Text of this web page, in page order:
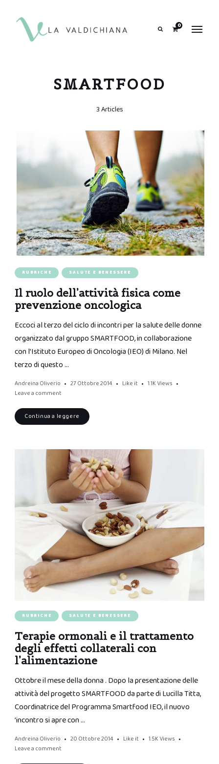
0
SMARTFOOD
3 Articles
RUBRICHE SALUTE E BENESSERE
Il ruolo dell’attività fisica come
prevenzione oncologica
Eccoci al terzo del ciclo di incontri per la salute delle donne
organizzato dal gruppo SMARTFOOD, in collaborazione
con l’Istituto Europeo di Oncologia (IEO) di Milano. Nel
terzo di questo …
Andreina Oliverio 27 Ottobre 2014 Like it 1.1K Views
Leave a comment
Continua a leggere
RUBRICHE SALUTE E BENESSERE
Terapie ormonali e il trattamento
degli effetti collaterali con
l’alimentazione
Ottobre il mese della donna . Dopo la presentazione delle
attività del progetto SMARTFOOD da parte di Lucilla Titta,
Coordinatrice del Programma Smartfood IEO, il nuovo
’incontro si apre con …
Andreina Oliverio 20 Ottobre 2014 Like it 1.5K Views
Leave a comment